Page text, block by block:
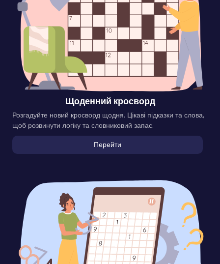
Щоденний кросворд
Розгадуйте новий кросворд щодня. Цікаві підказки та слова,
щоб розвинути логіку та словниковий запас.
Перейти